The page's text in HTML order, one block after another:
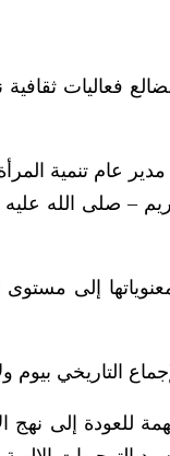
فعاليات ثقافية
عام تنمية
– صلى الله
إلى
التاريخي بيوم
للعودة إلى